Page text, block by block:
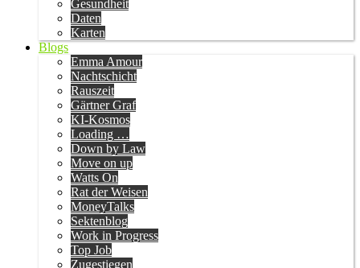
Gesundheit
Daten
Karten
Blogs
Emma Amour
Nachtschicht
Rauszeit
Gärtner Graf
KI-Kosmos
Loading …
Down by Law
Move on up
Watts On
Rat der Weisen
MoneyTalks
Sektenblog
Work in Progress
Top Job
Zugestiegen